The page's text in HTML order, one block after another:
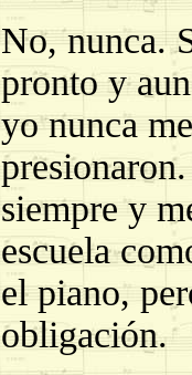
No, nunca.
pronto y
yo nunca
siempre y
escuela
el piano,
obligación.